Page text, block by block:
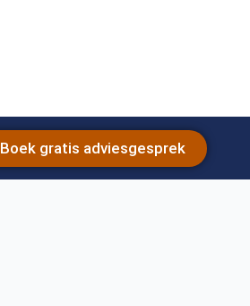
Boek gratis adviesgesprek